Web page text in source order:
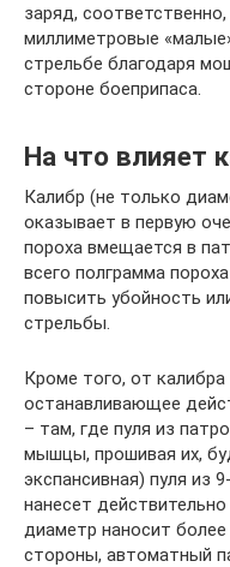
заряд,
миллиметровые
стрельбе благодаря
стороне боеприпаса.
На что влияет
Калибр (не только
оказывает в первую
пороха вмещается в
всего полграмма
повысить убойность
стрельбы.
Кроме того, от
останавливающее
– там, где пуля из
мышцы, прошивая их,
экспансивная) пуля из
нанесет
диаметр наносит
стороны, автоматный